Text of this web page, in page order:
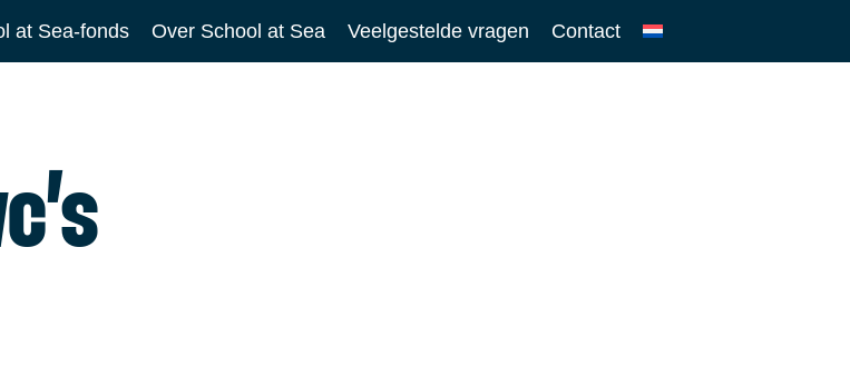
at Sea-fonds Over School at Sea Veelgestelde vragen Contact